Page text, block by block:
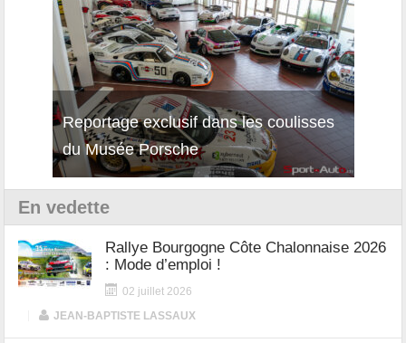
Reportage exclusif dans les coulisses
du Musée Porsche
Découverte de la nouvelle Ferrari
12Cilindri Manuale
En vedette
Rallye Bourgogne Côte Chalonnaise 2026
: Mode d’emploi !
02 juillet 2026
JEAN-BAPTISTE LASSAUX